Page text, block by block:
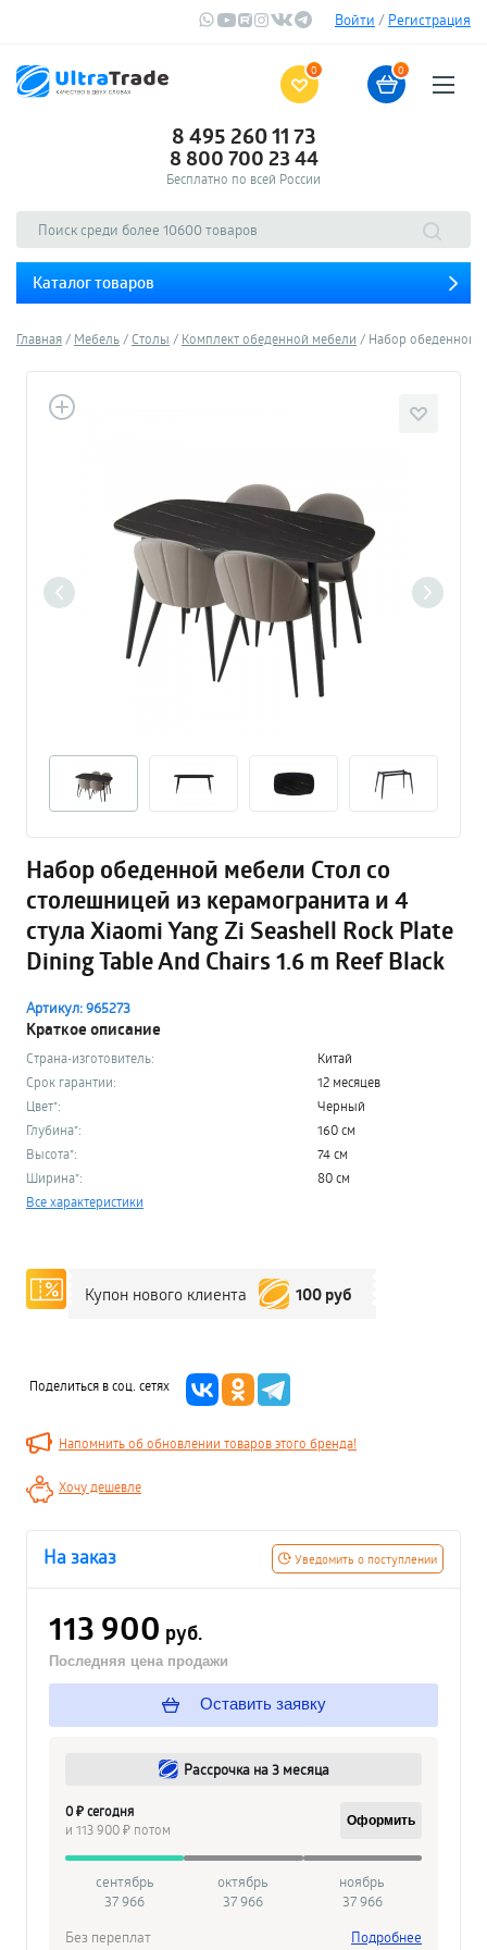
Войти / Регистрация
0 0
8 495 260 11 73
8 800 700 23 44
Бесплатно по всей России
Каталог товаров
Главная Мебель Столы Комплект обеденной мебели Набор обеденной
Набор обеденной мебели Стол со
столешницей из керамогранита и 4
стула Xiaomi Yang Zi Seashell Rock Plate
Dining Table And Chairs 1.6 m Reef Black
Артикул: 965273
Краткое описание
Страна-изготовитель:
Китай
Срок гарантии:
12 месяцев
Цвет*:
Черный
Глубина*:
160 см
Высота*:
74 см
Ширина*:
80 см
Все характеристики
Купон нового клиента 100 руб
Поделиться в соц. сетях
Напомнить об обновлении товаров этого бренда!
Хочу дешевле
Уведомить о поступлении
На заказ
113 900 руб.
Последняя цена продажи
Оставить заявку
Рассрочка на 3 месяца
0 ₽ сегодня
и 113 900 ₽ потом
Оформить
сентябрь
37 966
октябрь
37 966
ноябрь
37 966
Без переплат
Подробнее